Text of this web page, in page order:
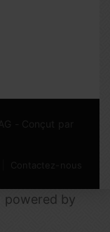
powered by